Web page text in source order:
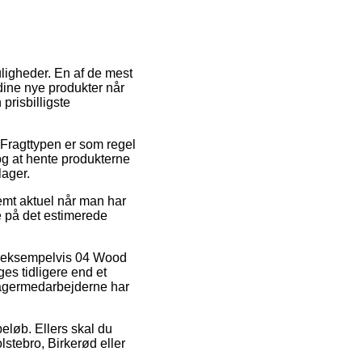
En af de mest
nye produkter når
prisbilligste
er som regel
at hente produkterne
aktuel når man har
på det estimerede
04 Wood
tidligere end et
har
Ellers skal du
Birkerød eller